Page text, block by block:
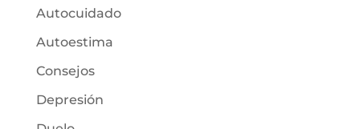
Autocuidado
Autoestima
Consejos
Depresión